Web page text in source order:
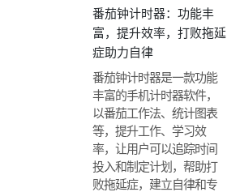
番茄钟计时器：功能丰
富，提升效率，打败拖延
症助力自律
番茄钟计时器是一款功能
丰富的手机计时器软件，
以番茄工作法、统计图表
等，提升工作、学习效
率，让用户可以追踪时间
投入和制定计划，帮助打
败拖延症，建立自律和专